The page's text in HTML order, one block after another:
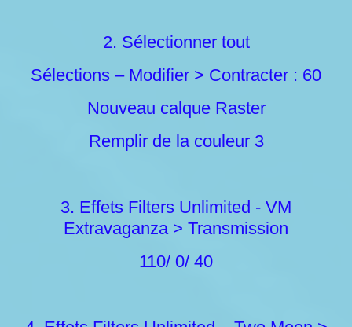
2. Sélectionner tout
Sélections – Modifier > Contracter : 60
Nouveau calque Raster
Remplir de la couleur 3
3. Effets Filters Unlimited - VM
Extravaganza > Transmission
110/ 0/ 40